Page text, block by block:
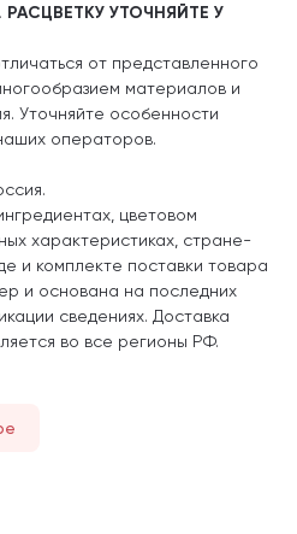
УТОЧНЯЙТЕ У
от представленного
материалов и
Уточняйте особенности
операторов.
цветовом
характеристиках, стране-
и комплекте поставки товара
и основана на последних
сведениях. Доставка
во все регионы РФ.